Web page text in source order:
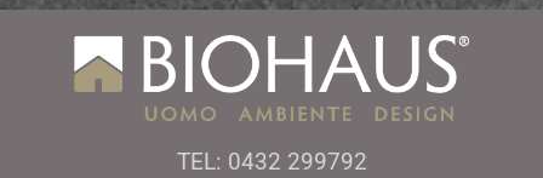
TEL: 0432 299792